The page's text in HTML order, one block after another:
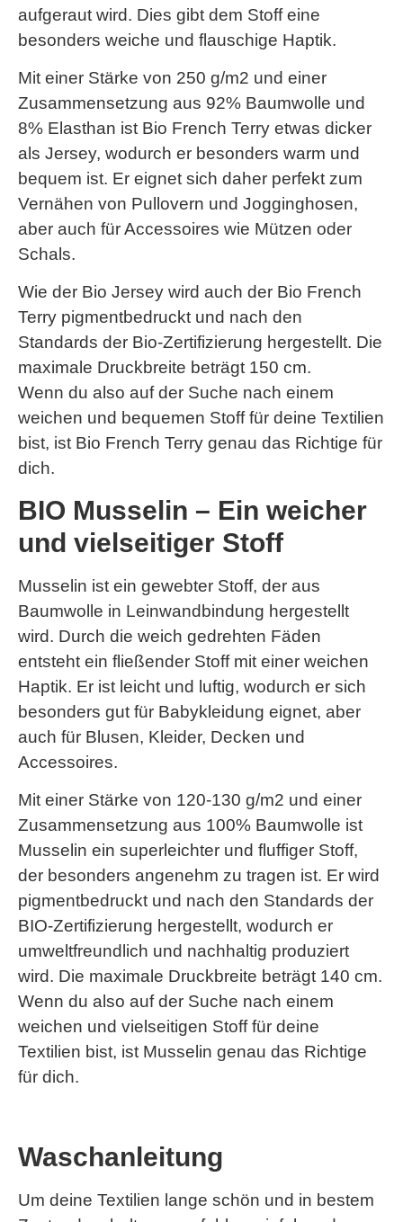
aufgeraut wird. Dies gibt dem Stoff eine
besonders weiche und flauschige Haptik.
Mit einer Stärke von 250 g/m2 und einer
Zusammensetzung aus 92% Baumwolle und
8% Elasthan ist Bio French Terry etwas dicker
als Jersey, wodurch er besonders warm und
bequem ist. Er eignet sich daher perfekt zum
Vernähen von Pullovern und Jogginghosen,
aber auch für Accessoires wie Mützen oder
Schals.
Wie der Bio Jersey wird auch der Bio French
Terry pigmentbedruckt und nach den
Standards der Bio-Zertifizierung hergestellt. Die
maximale Druckbreite beträgt 150 cm.
Wenn du also auf der Suche nach einem
weichen und bequemen Stoff für deine Textilien
bist, ist Bio French Terry genau das Richtige für
dich.
BIO Musselin – Ein weicher
und vielseitiger Stoff
Musselin ist ein gewebter Stoff, der aus
Baumwolle in Leinwandbindung hergestellt
wird. Durch die weich gedrehten Fäden
entsteht ein fließender Stoff mit einer weichen
Haptik. Er ist leicht und luftig, wodurch er sich
besonders gut für Babykleidung eignet, aber
auch für Blusen, Kleider, Decken und
Accessoires.
Mit einer Stärke von 120-130 g/m2 und einer
Zusammensetzung aus 100% Baumwolle ist
Musselin ein superleichter und fluffiger Stoff,
der besonders angenehm zu tragen ist. Er wird
pigmentbedruckt und nach den Standards der
BIO-Zertifizierung hergestellt, wodurch er
umweltfreundlich und nachhaltig produziert
wird. Die maximale Druckbreite beträgt 140 cm.
Wenn du also auf der Suche nach einem
weichen und vielseitigen Stoff für deine
Textilien bist, ist Musselin genau das Richtige
für dich.
Waschanleitung
Um deine Textilien lange schön und in bestem